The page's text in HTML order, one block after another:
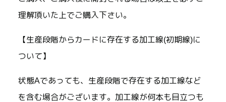
理解頂いた上でご購入下さい。
【生産段階からカードに存在する加工線(初期線)に
ついて】
状態Aであっても、生産段階で存在する加工線など
を含む場合がございます。加工線が何本も目立つも